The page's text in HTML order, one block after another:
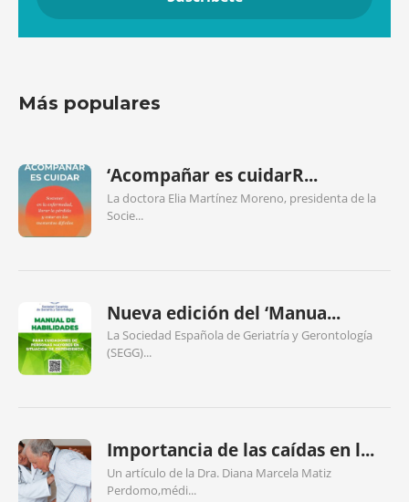
Más populares
‘Acompañar es cuidarR...
La doctora Elia Martínez Moreno, presidenta de la
Socie...
Nueva edición del ‘Manua...
La Sociedad Española de Geriatría y Gerontología
(SEGG)...
Importancia de las caídas en l...
Un artículo de la Dra. Diana Marcela Matiz
Perdomo,médi...